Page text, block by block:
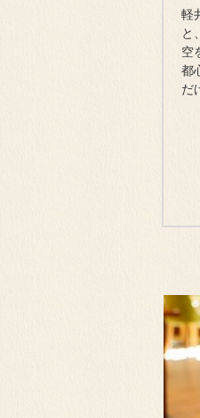
軽
と
空
都
だ